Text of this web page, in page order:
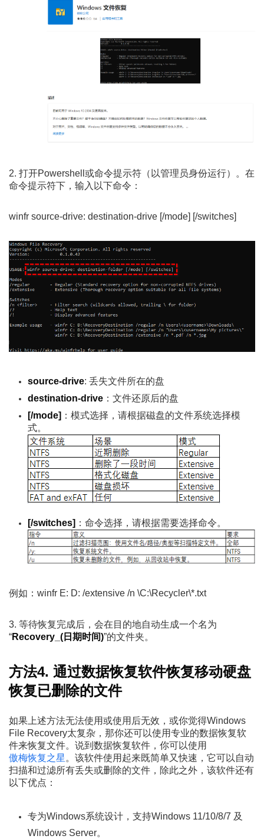
2. 打开Powershell或命令提示符（以管理员身份运行）。在
命令提示符下，输入以下命令：
winfr source-drive: destination-drive [/mode] [/switches]
source-drive: 丢失文件所在的盘
destination-drive ：文件还原后的盘
[/mode] ：模式选择，请根据磁盘的文件系统选择模
式。
[/switches] ：命令选择，请根据需要选择命令。
例如：winfr E: D: /extensive /n \C:\Recycler\*.txt
3. 等待恢复完成后，会在目的地自动生成一个名为
“Recovery_(日期时间)”的文件夹。
方法4. 通过数据恢复软件恢复移动硬盘
恢复已删除的文件
如果上述方法无法使用或使用后无效，或你觉得Windows
File Recovery太复杂，那你还可以使用专业的数据恢复软
件来恢复文件。说到数据恢复软件，你可以使用
傲梅恢复之星 。该软件使用起来既简单又快速，它可以自动
扫描和过滤所有丢失或删除的文件，除此之外，该软件还有
以下优点：
专为Windows系统设计，支持Windows 11/10/8/7 及
Windows Server。